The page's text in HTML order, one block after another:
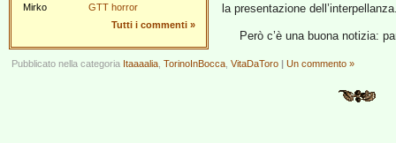
Mirko
GTT horror
Tutti i commenti »
la presentazione
Però c’è una buona notizia:
Pubblicato nella categoria Itaaaalia TorinoInBocca VitaDaToro | Un commento »